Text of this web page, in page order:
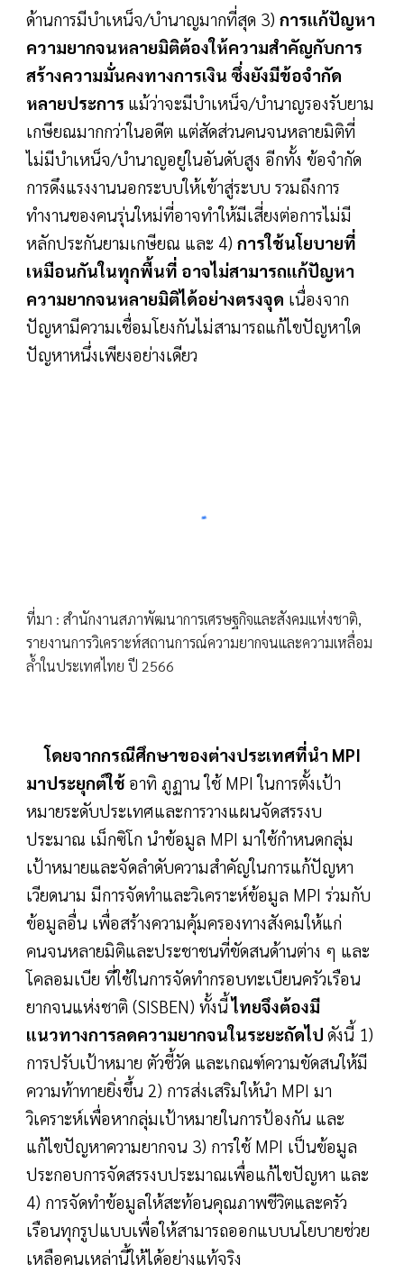
ด้านการมีบำเหน็จ/บำนาญมากที่สุด 3)การแก้ปัญหา
ความยากจนหลายมิติต้องให้ความสำคัญกับการ
สร้างความมั่นคงทางการเงิน ซึ่งยังมีข้อจำกัด
หลายประการ แม้ว่าจะมีบำเหน็จ/บำนาญรองรับยาม
เกษียณมากกว่าในอดีต แต่สัดส่วนคนจนหลายมิติที่
ไม่มีบำเหน็จ/บำนาญอยู่ในอันดับสูง อีกทั้ง ข้อจำกัด
การดึงแรงงานนอกระบบให้เข้าสู่ระบบ รวมถึงการ
ทำงานของคนรุ่นใหม่ที่อาจทำให้มีเสี่ยงต่อการไม่มี
หลักประกันยามเกษียณ และ 4)การใช้นโยบายที่
เหมือนกันในทุกพื้นที่ อาจไม่สามารถแก้ปัญหา
ความยากจนหลายมิติได้อย่างตรงจุด เนื่องจาก
ปัญหามีความเชื่อมโยงกันไม่สามารถแก้ไขปัญหาใด
ปัญหาหนึ่งเพียงอย่างเดียว
ที่มา : สำนักงานสภาพัฒนาการเศรษฐกิจและสังคมแห่งชาติ,
รายงานการวิเคราะห์สถานการณ์ความยากจนและความเหลื่อม
ล้ำในประเทศไทย ปี 2566
โดยจากกรณีศึกษาของต่างประเทศที่นำ MPI
มาประยุกต์ใช้ อาทิ ภูฏาน ใช้ MPI ในการตั้งเป้า
หมายระดับประเทศและการวางแผนจัดสรรงบ
ประมาณ เม็กซิโก นำข้อมูล MPI มาใช้กำหนดกลุ่ม
เป้าหมายและจัดลำดับความสำคัญในการแก้ปัญหา
เวียดนาม มีการจัดทำและวิเคราะห์ข้อมูล MPI ร่วมกับ
ข้อมูลอื่น เพื่อสร้างความคุ้มครองทางสังคมให้แก่
คนจนหลายมิติและประชาชนที่ขัดสนด้านต่าง ๆ และ
โคลอมเบีย ที่ใช้ในการจัดทำกรอบทะเบียนครัวเรือน
ยากจนแห่งชาติ (SISBEN) ทั้งนี้ไทยจึงต้องมี
แนวทางการลดความยากจนในระยะถัดไปดังนี้ 1)
การปรับเป้าหมาย ตัวชี้วัด และเกณฑ์ความขัดสนให้มี
ความท้าทายยิ่งขึ้น 2) การส่งเสริมให้นำ MPI มา
วิเคราะห์เพื่อหากลุ่มเป้าหมายในการป้องกัน และ
แก้ไขปัญหาความยากจน 3) การใช้ MPI เป็นข้อมูล
ประกอบการจัดสรรงบประมาณเพื่อแก้ไขปัญหา และ
4) การจัดทำข้อมูลให้สะท้อนคุณภาพชีวิตและครัว
เรือนทุกรูปแบบเพื่อให้สามารถออกแบบนโยบายช่วย
เหลือคนเหล่านี้ให้ได้อย่างแท้จริง